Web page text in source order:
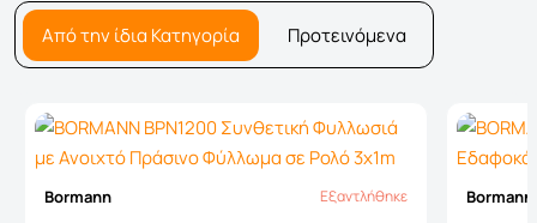
Από την ίδια Κατηγορία Προτεινόμενα
Εξαντλήθηκε
Bormann Εξαντλήθηκε Bormann